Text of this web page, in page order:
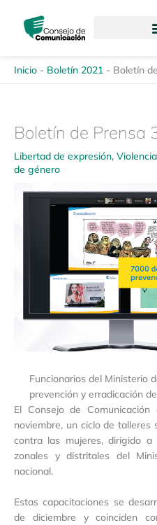
contenido
Inicio - Boletín 2021 - Boletín
Boletín de Prensa
Libertad de expresión,
de género
Funcionarios del Ministerio
prevención y erradicación
El Consejo de
noviembre, un ciclo de talleres
contra las mujeres, dirigido a
zonales y distritales del
nacional.
Estas capacitaciones se
de diciembre y coinciden